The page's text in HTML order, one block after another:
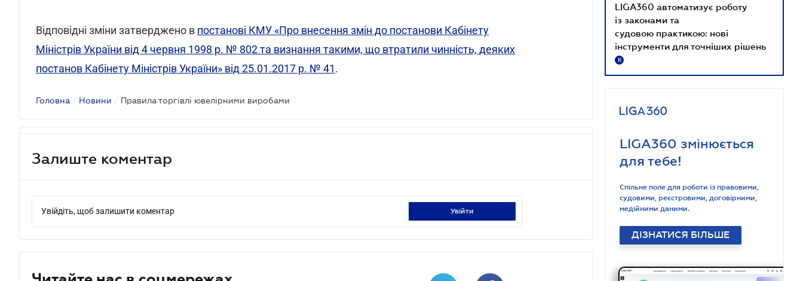
Відповідні зміни затверджено в постанові КМУ «Про внесення змін до постанови Кабінету
Міністрів України від 4 червня 1998 р. № 802 та визнання такими, що втратили чинність, деяких
постанов Кабінету Міністрів України» від 25.01.2017 р. № 41.
Головна / Новини / Правила торгівлі ювелірними виробами
Залиште коментар
Увійдіть, щоб залишити коментар увійти
LIGA360 автоматизує роботу
із законами та
судовою практикою: нові
інструменти для точніших рішень
R
LIGA360 змінюється
для тебе!
Спільне поле для роботи із правовими,
судовими, реєстровими, договірними,
медійними даними.
ДІЗНАТИСЯ БІЛЬШЕ